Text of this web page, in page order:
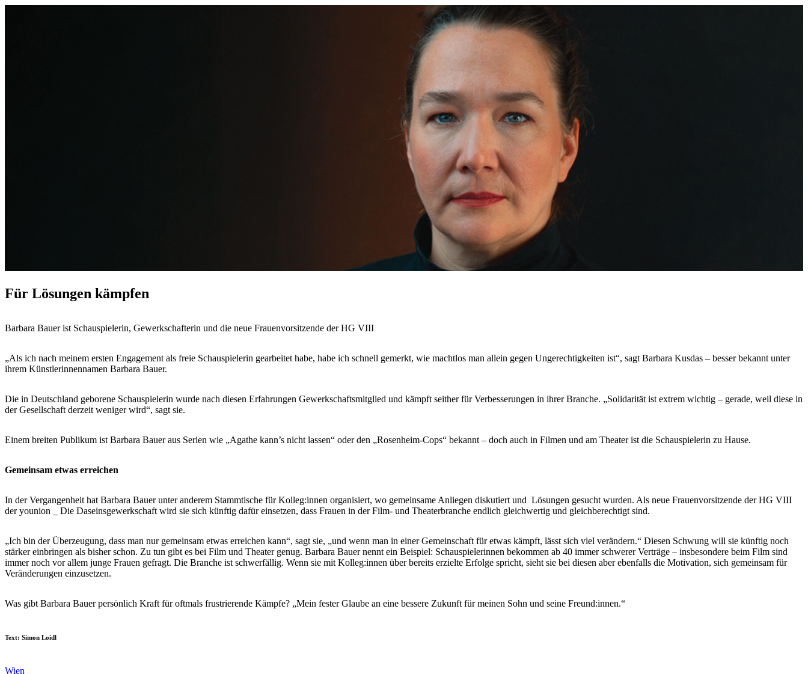
Für Lösungen kämpfen
Barbara Bauer ist Schauspielerin, Gewerkschafterin und die neue Frauenvorsitzende der HG VIII
„Als ich nach meinem ersten Engagement als freie Schauspielerin gearbeitet habe, habe ich schnell gemerkt, wie machtlos man allein gegen Ungerechtigkeiten ist“, sagt Barbara Kusdas – besser bekannt unter
ihrem Künstlerinnennamen Barbara Bauer.
Die in Deutschland geborene Schauspielerin wurde nach diesen Erfahrungen Gewerkschaftsmitglied und kämpft seither für Verbesserungen in ihrer Branche. „Solidarität ist extrem wichtig – gerade, weil diese in
der Gesellschaft derzeit weniger wird“, sagt sie.
Einem breiten Publikum ist Barbara Bauer aus Serien wie „Agathe kann’s nicht lassen“ oder den „Rosenheim-Cops“ bekannt – doch auch in Filmen und am Theater ist die Schauspielerin zu Hause.
Gemeinsam etwas erreichen
In der Vergangenheit hat Barbara Bauer unter anderem Stammtische für Kolleg:innen organisiert, wo gemeinsame Anliegen diskutiert und Lösungen gesucht wurden. Als neue Frauenvorsitzende der HG VIII
der younion _ Die Daseinsgewerkschaft wird sie sich künftig dafür einsetzen, dass Frauen in der Film- und Theaterbranche endlich gleichwertig und gleichberechtigt sind.
„Ich bin der Überzeugung, dass man nur gemeinsam etwas erreichen kann“, sagt sie, „und wenn man in einer Gemeinschaft für etwas kämpft, lässt sich viel verändern.“ Diesen Schwung will sie künftig noch
stärker einbringen als bisher schon. Zu tun gibt es bei Film und Theater genug. Barbara Bauer nennt ein Beispiel: Schauspielerinnen bekommen ab 40 immer schwerer Verträge – insbesondere beim Film sind
immer noch vor allem junge Frauen gefragt. Die Branche ist schwerfällig. Wenn sie mit Kolleg:innen über bereits erzielte Erfolge spricht, sieht sie bei diesen aber ebenfalls die Motivation, sich gemeinsam für
Veränderungen einzusetzen.
Was gibt Barbara Bauer persönlich Kraft für oftmals frustrierende Kämpfe? „Mein fester Glaube an eine bessere Zukunft für meinen Sohn und seine Freund:innen.“
Text: Simon Loidl
Wien